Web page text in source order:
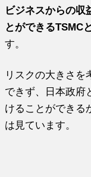
ビジネスからの収
とができるTSMC
す。
リスクの大きさを
できず、日本政府
けることができる
は見ています。